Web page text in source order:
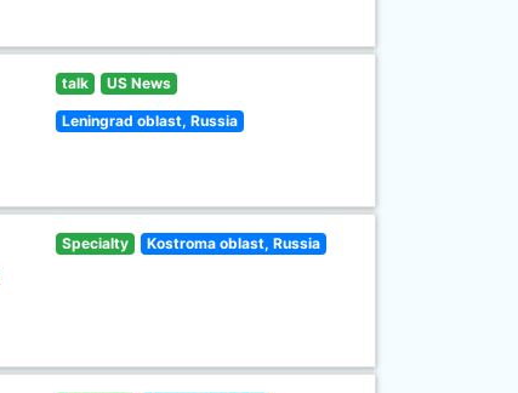
talk US News
Leningrad oblast, Russia
Specialty Kostroma oblast, Russia